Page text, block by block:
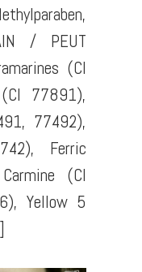
/ PEUT
(CI
77891),
77492),
Ferric
(CI
Yellow 5